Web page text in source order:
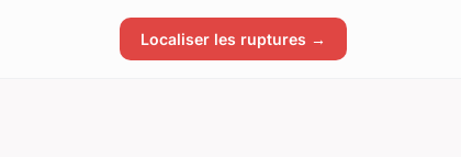
Localiser les ruptures →